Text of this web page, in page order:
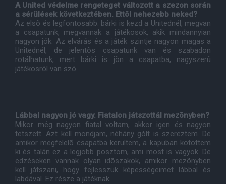
A United védelme rengeteget változott a szezon során
a sérülések következtében. Ettõl nehezebb neked?
Az elsõ és legfontosabb: bárki is kezd a Unitednél, megvan
a csapatunk, megvannak a játékosok, akik mindannyian
nagyon jók. Az elvárás és a játék szintje nagyon magas a
Unitednél, de jelentõs csapatunk van és szabadon
rotálhatunk, mert bárki is jön a csapatba, nagyszerû
játékosról van szó.
Lábbal nagyon jó vagy. Fiatalon játszottál mezõnyben?
Mikor még nagyon fiatal voltam, akkor igen és nagyon
tetszett. Azt kell mondjam, néhány gólt is szereztem. De
amikor megfelelõ csapatba kerültem, a kapuban kötöttem
ki és talán ez a legjobb posztom, ami most is vagyok. De
edzéseken vannak olyan idõszakok, amikor mezõnyben
kell játszani, hogy fejlesszük képességeimet lábbal és
labdával. Ez része a játéknak.